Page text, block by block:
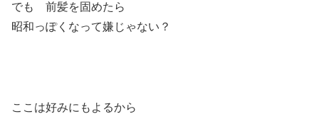
でも 前髪を固めたら
昭和っぽくなって嫌じゃない？
ここは好みにもよるから